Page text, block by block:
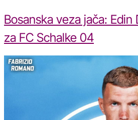
Bosanska veza jača:
za FC Schalke 04